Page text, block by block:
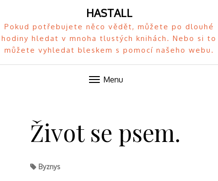
HASTALL
Pokud potřebujete něco vědět, můžete po dlouhé
hodiny hledat v mnoha tlustých knihách. Nebo si to
můžete vyhledat bleskem s pomocí našeho webu.
Menu
Život se psem.
Byznys